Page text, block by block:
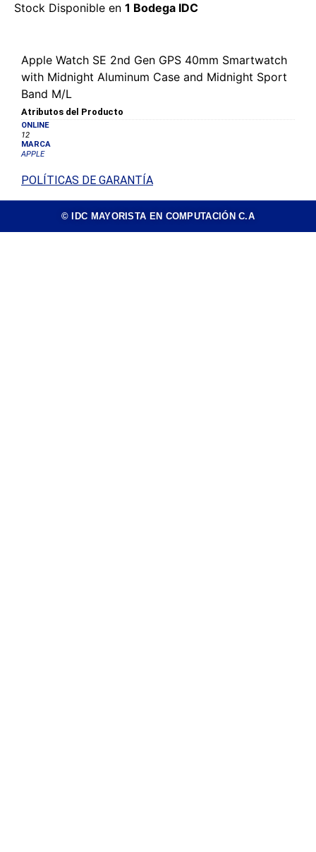
Stock Disponible en 1 Bodega IDC
Apple Watch SE 2nd Gen GPS 40mm Smartwatch
with Midnight Aluminum Case and Midnight Sport
Band M/L
Atributos del Producto
ONLINE
12
MARCA
APPLE
POLÍTICAS DE GARANTÍA
© IDC MAYORISTA EN COMPUTACIÓN C.A